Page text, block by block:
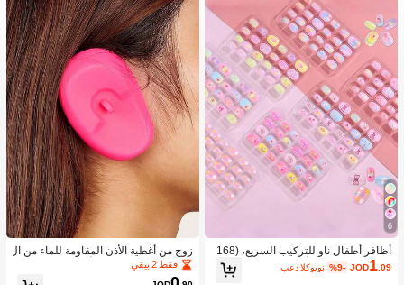
6
أظافر أطفال ناو للتركيب السريع، (168
قطعة و 24 قطعة) أظافر صناعية مسبقة
اللصق للأطفال، مجموعة أظافر صناعية
JOD1.09
%9- بعد الكوبون
زوج من أغطية الأذن المقاومة للماء من ال
سيليكون لصبغ الشعر، أداة تصفيف الشع
ر في صالون الحلاقة
فقط 2 بيقي